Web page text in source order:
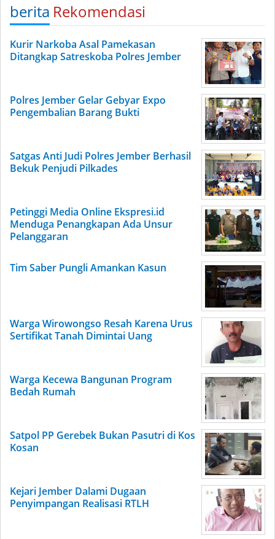
berita Rekomendasi
Kurir Narkoba Asal Pamekasan
Ditangkap Satreskoba Polres Jember
Polres Jember Gelar Gebyar Expo
Pengembalian Barang Bukti
Satgas Anti Judi Polres Jember Berhasil
Bekuk Penjudi Pilkades
Petinggi Media Online Ekspresi.id
Menduga Penangkapan Ada Unsur
Pelanggaran
Tim Saber Pungli Amankan Kasun
Warga Wirowongso Resah Karena Urus
Sertifikat Tanah Dimintai Uang
Warga Kecewa Bangunan Program
Bedah Rumah
Satpol PP Gerebek Bukan Pasutri di Kos
Kosan
Kejari Jember Dalami Dugaan
Penyimpangan Realisasi RTLH